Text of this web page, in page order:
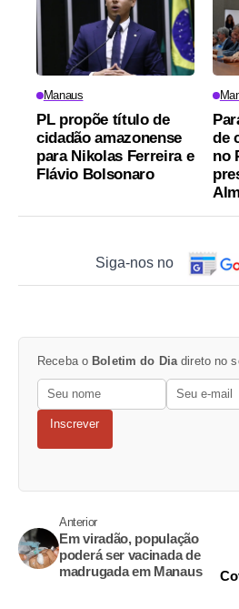
Manaus
PL propõe título de
cidadão amazonense
para Nikolas Ferreira e
Flávio Bolsonaro
de
no
Siga-nos no
Receba o Boletim do Diadireto no
Inscrever
Anterior
Em viradão, população
poderá ser vacinada de
madrugada em Manaus